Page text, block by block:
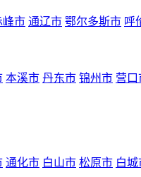
峰市 通辽市 鄂尔多斯市 呼
本溪市 丹东市 锦州市 营口
通化市 白山市 松原市 白城